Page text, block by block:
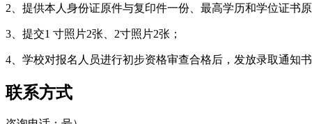
2、提供本人身份证原件与复印件一份、最高学历和学位证书
3、提交1 寸照片2张、2寸照片2张；
4、学校对报名人员进行初步资格审查合格后，发放录取通知书
联系方式